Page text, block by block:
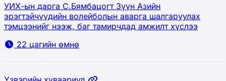
УИХ-ын дарга С.Бямбацогт Зүүн Азийн
эрэгтэйчүүдийн волейболын аварга шалгаруулах
тэмцээнийг нээж, баг тамирчдад амжилт хүслээ
22 цагийн өмнө